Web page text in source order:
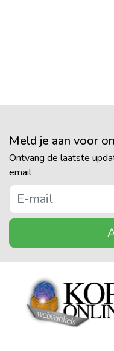
Meld je aan voor
Ontvang de laatste
email